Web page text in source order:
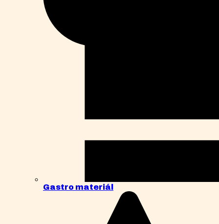
Gastro materiál